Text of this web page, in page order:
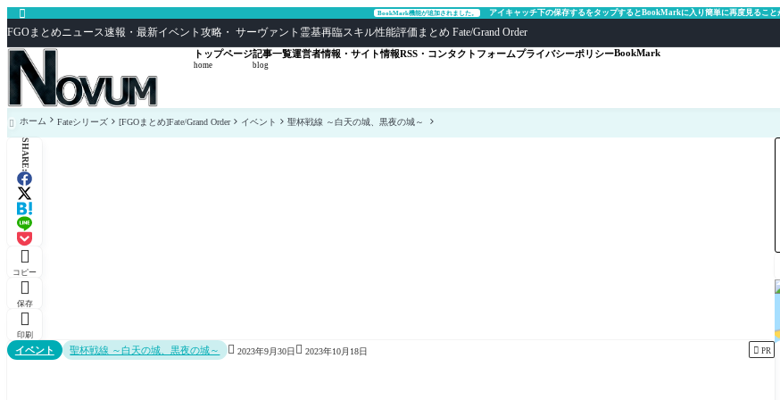
 BookMark機能が追加されました。 アイキャッチ下の保存するをタップするとBookMarkに入り簡単に再度見ること
FGOまとめニュース速報・最新イベント攻略・ サーヴァント霊基再臨スキル性能評価まとめ Fate/Grand Order
トップページ
home
記事一覧
blog
運営者情報・サイト情報RSS・コンタクトフォームプライバシーポリシーBookMark
 ホーム Fateシリーズ [FGOまとめ]Fate/Grand Order イベント 聖杯戦線 ～白天の城、黒夜の城～
SHARE:

コピー

保存

印刷
イベント 聖杯戦線 ～白天の城、黒夜の城～  2023年9月30日  2023年10月18日  PR